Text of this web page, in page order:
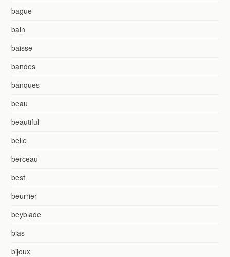
bague
bain
baisse
bandes
banques
beau
beautiful
belle
berceau
best
beurrier
beyblade
bias
bijoux